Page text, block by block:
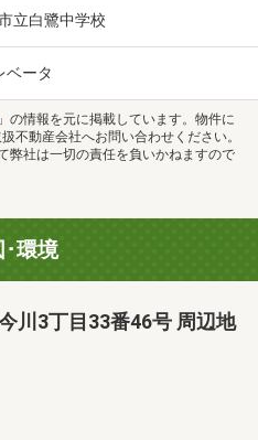
立白鷺中学校
ベータ
」の情報を元に掲載しています。物件に
不動産会社へお問い合わせください。
弊社は一切の責任を負いかねますので
･環境
川3丁目33番46号 周辺地